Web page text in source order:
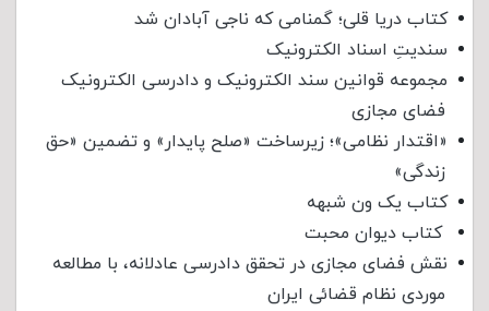
کتاب دریا قلی؛ گمنامی که ناجی آبادان شد
سندیتِ اسناد الکترونیک
مجموعه قوانین سند الکترونیک و دادرسی الکترونیک
فضای مجازی
«اقتدار نظامی»؛ زیرساخت «صلح پایدار» و تضمین «حق
زندگی»
کتاب یک ون شبهه
کتاب دیوان محبت
نقش فضای مجازی در تحقق دادرسی عادلانه، با مطالعه
موردی نظام قضائی ایران